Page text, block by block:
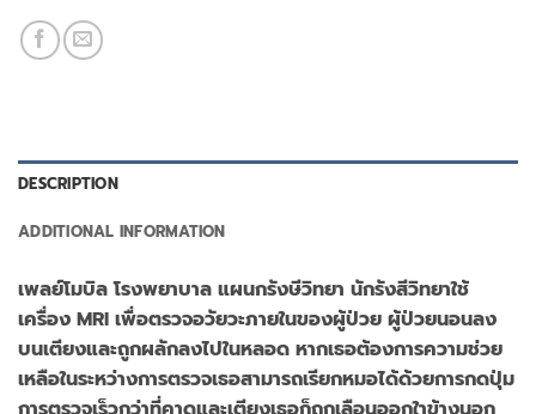
DESCRIPTION
ADDITIONAL INFORMATION
เพลย์โมบิล โรงพยาบาล แผนกรังษีวิทยา นักรังสีวิทยาใช้
เครื่อง MRI เพื่อตรวจอวัยวะภายในของผู้ป่วย ผู้ป่วยนอนลง
บนเตียงและถูกผลักลงไปในหลอด หากเธอต้องการความช่วย
เหลือในระหว่างการตรวจเธอสามารถเรียกหมอได้ด้วยการกดปุ่ม